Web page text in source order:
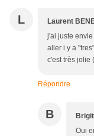
L Laurent
j'ai juste
aller i y a
c'est très jolie
Répondre
B
Oui